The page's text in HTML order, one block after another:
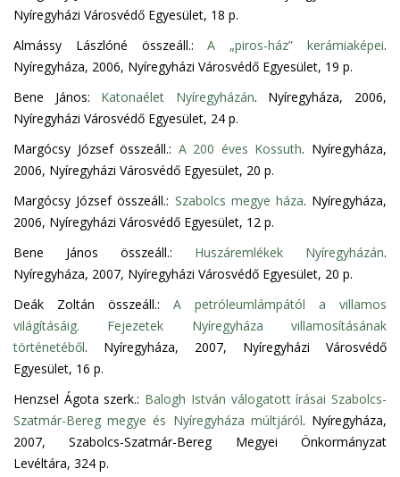
Nyíregyházi Városvédő Egyesület, 18 p.
Almássy Lászlóné összeáll.:A „piros-ház” kerámiaképei.
Nyíregyháza, 2006, Nyíregyházi Városvédő Egyesület, 19 p.
Bene János: Katonaélet Nyíregyházán. Nyíregyháza, 2006,
Nyíregyházi Városvédő Egyesület, 24 p.
Margócsy József összeáll.: A 200 éves Kossuth. Nyíregyháza,
2006, Nyíregyházi Városvédő Egyesület, 20 p.
Margócsy József összeáll.: Szabolcs megye háza. Nyíregyháza,
2006, Nyíregyházi Városvédő Egyesület, 12 p.
Bene János összeáll.: Huszáremlékek Nyíregyházán.
Nyíregyháza, 2007, Nyíregyházi Városvédő Egyesület, 20 p.
Deák Zoltán összeáll.: A petróleumlámpától a villamos
világításáig. Fejezetek Nyíregyháza villamosításának
történetéből. Nyíregyháza, 2007, Nyíregyházi Városvédő
Egyesület, 16 p.
Henzsel Ágota szerk.: Balogh István válogatott írásai Szabolcs-
Szatmár-Bereg megye és Nyíregyháza múltjáról. Nyíregyháza,
2007, Szabolcs-Szatmár-Bereg Megyei Önkormányzat
Levéltára, 324 p.